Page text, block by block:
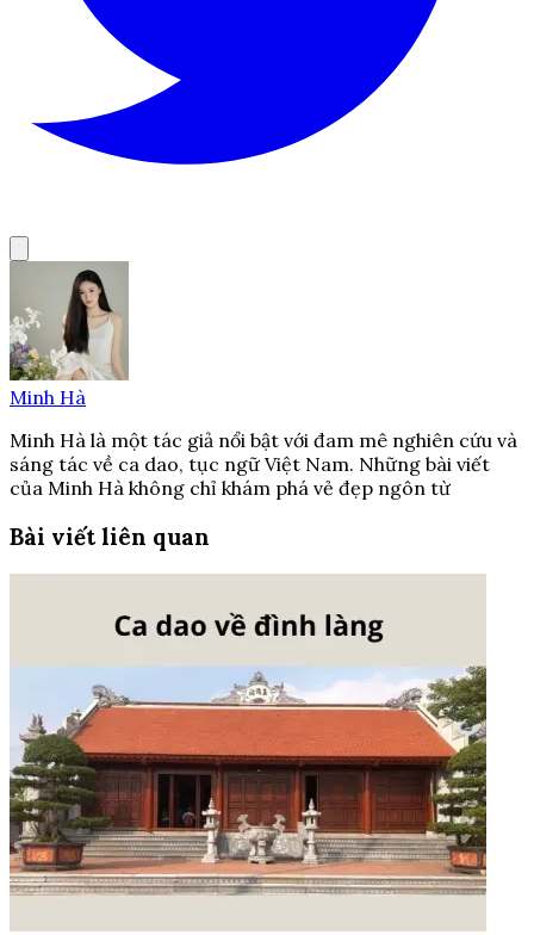
Minh Hà
Minh Hà là một tác giả nổi bật với đam mê nghiên cứu và
sáng tác về ca dao, tục ngữ Việt Nam. Những bài viết
của Minh Hà không chỉ khám phá vẻ đẹp ngôn từ
Bài viết liên quan